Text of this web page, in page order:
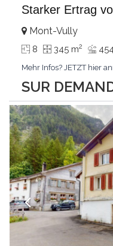
Starker Ertrag
SUR
Mont-Vully
8 345 m2
Mehr Infos? JETZT hier